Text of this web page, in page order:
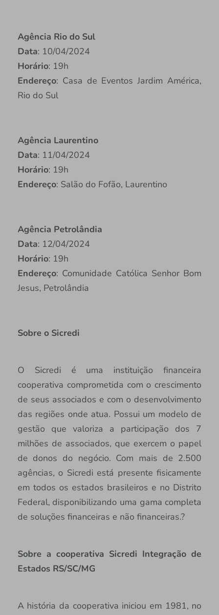
Agência Rio do Sul
Data: 10/04/2024
Horário: 19h
Endereço: Casa de Eventos Jardim América,
Rio do Sul
Agência Laurentino
Data: 11/04/2024
Horário: 19h
Endereço: Salão do Fofão, Laurentino
Agência Petrolândia
Data: 12/04/2024
Horário: 19h
Endereço: Comunidade Católica Senhor Bom
Jesus, Petrolândia
Sobre o Sicredi
O Sicredi é uma instituição financeira
cooperativa comprometida com o crescimento
de seus associados e com o desenvolvimento
das regiões onde atua. Possui um modelo de
gestão que valoriza a participação dos 7
milhões de associados, que exercem o papel
de donos do negócio. Com mais de 2.500
agências, o Sicredi está presente fisicamente
em todos os estados brasileiros e no Distrito
Federal, disponibilizando uma gama completa
de soluções financeiras e não financeiras.?
Sobre a cooperativa Sicredi Integração de
Estados RS/SC/MG
A história da cooperativa iniciou em 1981, no